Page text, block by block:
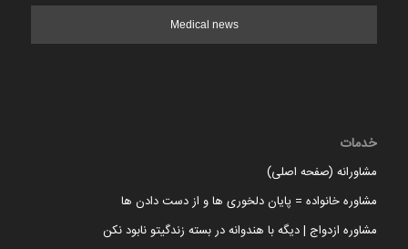
Medical news
خدمات
مشاورانه (صفحه اصلی)
مشاوره خانواده = پایان دلخوری ها و از دست دادن ها
مشاوره ازدواج | دیگه با هندوانه در بسته زندگیتو نابود نکن